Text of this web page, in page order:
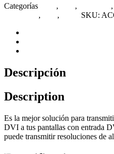
Categorías
, , ,
, , SKU:
Descripción
Description
Es la mejor solución para
DVI a tus pantallas con entrada
puede transmitir resoluciones de